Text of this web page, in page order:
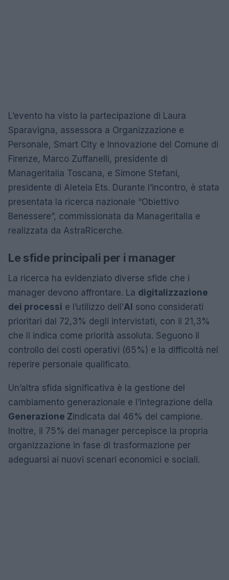
L’evento ha visto la partecipazione di Laura
Sparavigna, assessora a Organizzazione e
Personale, Smart City e Innovazione del Comune di
Firenze, Marco Zuffanelli, presidente di
Manageritalia Toscana, e Simone Stefani,
presidente di Aleteia Ets. Durante l’incontro, è stata
presentata la ricerca nazionale “Obiettivo
Benessere”, commissionata da Manageritalia e
realizzata da AstraRicerche.
Le sfide principali per i manager
La ricerca ha evidenziato diverse sfide che i
manager devono affrontare. La digitalizzazione
dei processi e l’utilizzo dell’AI sono considerati
prioritari dal 72,3% degli intervistati, con il 21,3%
che li indica come priorità assoluta. Seguono il
controllo dei costi operativi (65%) e la difficoltà nel
reperire personale qualificato.
Un’altra sfida significativa è la gestione del
cambiamento generazionale e l’integrazione della
Generazione Zindicata dal 46% del campione.
Inoltre, il 75% dei manager percepisce la propria
organizzazione in fase di trasformazione per
adeguarsi ai nuovi scenari economici e sociali.